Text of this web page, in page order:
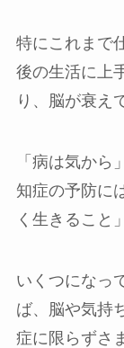
特にこれまで
後の生活に上
り、脳が衰え
「病は気か
知症の予防に
く生きること
いくつになっ
ば、脳や気持
症に限らずさ